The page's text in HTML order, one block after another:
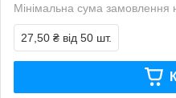
Мінімальна сума замовлення
27,50 ₴ від 50 шт.